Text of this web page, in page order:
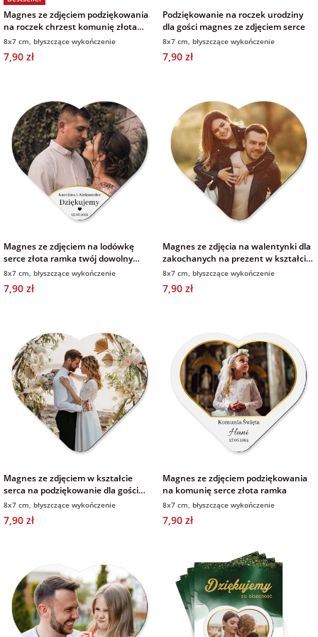
Fotoksiążki
Dodatki i
na Dzień
Chłopaka
na Dzień Kobiet
na walentynki
na mikołajki
świąteczny
na Dzień Babci i
na Wielkanoc
na wieczór
panieński
na wieczór
kawalerski
dla przyjaciółki
Magnes ze zdjęciem podziękowania
na roczek chrzest komunię złota
ramka
8x7 cm, błyszczące wykończenie
7,90 zł
Podziękowanie na roczek urodziny
dla gości magnes ze zdjęciem serce
8x7 cm, błyszczące wykończenie
7,90 zł
Magnes ze zdjęciem na lodówkę
serce złota ramka twój dowolny
tekst
8x7 cm, błyszczące wykończenie
7,90 zł
Magnes ze zdjęcia na walentynki dla
zakochanych na prezent w kształcie
serca
8x7 cm, błyszczące wykończenie
7,90 zł
Magnes ze zdjęciem w kształcie
serca na podziękowanie dla gości
weselnych na ślub
8x7 cm, błyszczące wykończenie
7,90 zł
Magnes ze zdjęciem podziękowania
na komunię serce złota ramka
8x7 cm, błyszczące wykończenie
7,90 zł